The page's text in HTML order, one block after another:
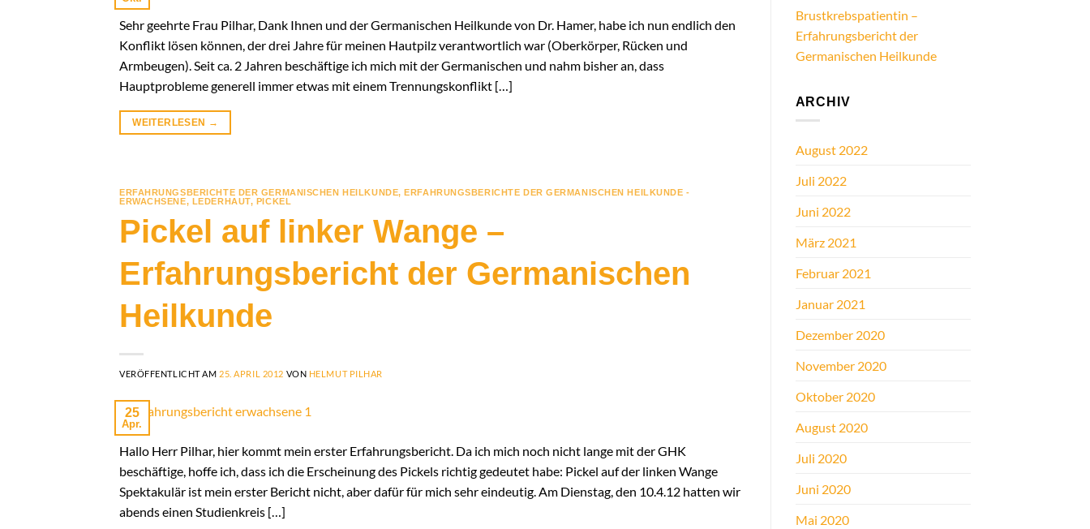
Sehr geehrte Frau Pilhar, Dank Ihnen und der Germanischen Heilkunde von Dr. Hamer, habe ich nun endlich den
Konflikt lösen können, der drei Jahre für meinen Hautpilz verantwortlich war (Oberkörper, Rücken und
Armbeugen). Seit ca. 2 Jahren beschäftige ich mich mit der Germanischen und nahm bisher an, dass
Hauptprobleme generell immer etwas mit einem Trennungskonflikt […]
WEITERLESEN →
ERFAHRUNGSBERICHTE DER GERMANISCHEN HEILKUNDE,ERFAHRUNGSBERICHTE DER GERMANISCHEN HEILKUNDE -
ERWACHSENE, LEDERHAUT, PICKEL
Pickel auf linker Wange –
Erfahrungsbericht der Germanischen
Heilkunde
VERÖFFENTLICHT AM 25. APRIL 2012 VON HELMUT PILHAR
25
Apr.
Hallo Herr Pilhar, hier kommt mein erster Erfahrungsbericht. Da ich mich noch nicht lange mit der GHK
beschäftige, hoffe ich, dass ich die Erscheinung des Pickels richtig gedeutet habe: Pickel auf der linken Wange
Spektakulär ist mein erster Bericht nicht, aber dafür für mich sehr eindeutig. Am Dienstag, den 10.4.12 hatten wir
abends einen Studienkreis […]
Brustkrebspatientin –
Erfahrungsbericht der
Germanischen Heilkunde
ARCHIV
August 2022
Juli 2022
Juni 2022
März 2021
Februar 2021
Januar 2021
Dezember 2020
November 2020
Oktober 2020
August 2020
Juli 2020
Juni 2020
Mai 2020